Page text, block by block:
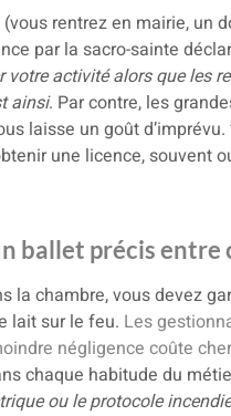
rentrez en mairie, un
par la sacro-sainte
activité alors que les
ainsi. Par contre, les
laisse un goût
une licence, souvent
ballet précis
la chambre, vous devez
lait sur le feu. Les
négligence coûte cher
chaque habitude du
ou le protocole